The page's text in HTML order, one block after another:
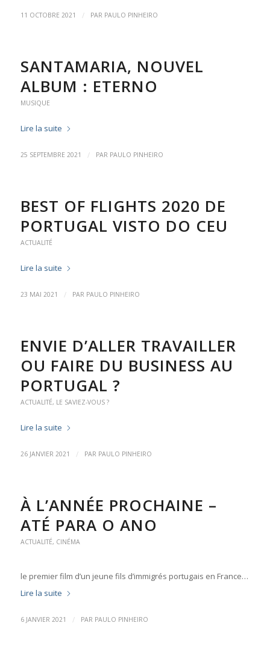
11 OCTOBRE 2021 / PAR PAULO PINHEIRO
SANTAMARIA, NOUVEL
ALBUM : ETERNO
MUSIQUE
Lire la suite
25 SEPTEMBRE 2021 / PAR PAULO PINHEIRO
BEST OF FLIGHTS 2020 DE
PORTUGAL VISTO DO CEU
ACTUALITÉ
Lire la suite
23 MAI 2021 / PAR PAULO PINHEIRO
ENVIE D’ALLER TRAVAILLER
OU FAIRE DU BUSINESS AU
PORTUGAL ?
ACTUALITÉ, LE SAVIEZ-VOUS ?
Lire la suite
26 JANVIER 2021 / PAR PAULO PINHEIRO
À L’ANNÉE PROCHAINE –
ATÉ PARA O ANO
ACTUALITÉ, CINÉMA
le premier film d’un jeune fils d’immigrés portugais en France…
Lire la suite
6 JANVIER 2021 / PAR PAULO PINHEIRO